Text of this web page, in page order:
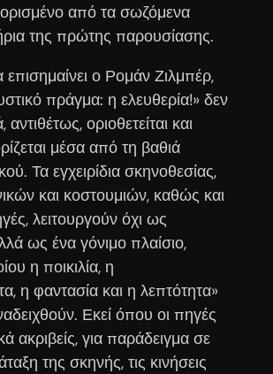
από τα σωζόμενα
της πρώτης παρουσίασης.
ο Ρομάν Ζιλμπέρ,
πράγμα: η ελευθερία!» δεν
αντιθέτως, οριοθετείται και
μέσα από τη βαθιά
Τα εγχειρίδια σκηνοθεσίας,
και κοστουμιών, καθώς και
λειτουργούν όχι ως
ως ένα γόνιμο πλαίσιο,
η ποικιλία, η
η φαντασία και η λεπτότητα»
Εκεί όπου οι πηγές
ακριβείς, για παράδειγμα σε
της σκηνής, τις κινήσεις